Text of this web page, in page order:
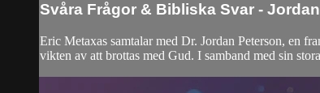
Svåra Frågor & Bibliska Svar -
Eric Metaxas samtalar med Dr. Jordan Peterson, en
vikten av att brottas med Gud. I samband med sin